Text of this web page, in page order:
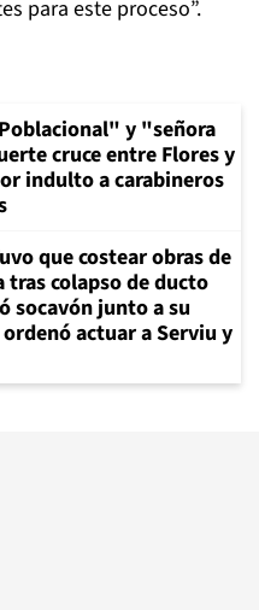
para este proceso”.
y "señora
cruce entre Flores y
indulto a carabineros
que costear obras de
tras colapso de ducto
socavón junto a su
actuar a Serviu y